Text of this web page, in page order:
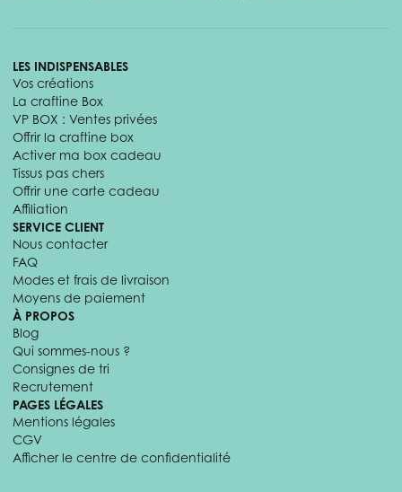
LES INDISPENSABLES
Vos créations
La craftine Box
VP BOX : Ventes privées
Offrir la craftine box
Activer ma box cadeau
Tissus pas chers
Offrir une carte cadeau
Affiliation
SERVICE CLIENT
Nous contacter
FAQ
Modes et frais de livraison
Moyens de paiement
À PROPOS
Blog
Qui sommes-nous ?
Consignes de tri
Recrutement
PAGES LÉGALES
Mentions légales
CGV
Afficher le centre de confidentialité